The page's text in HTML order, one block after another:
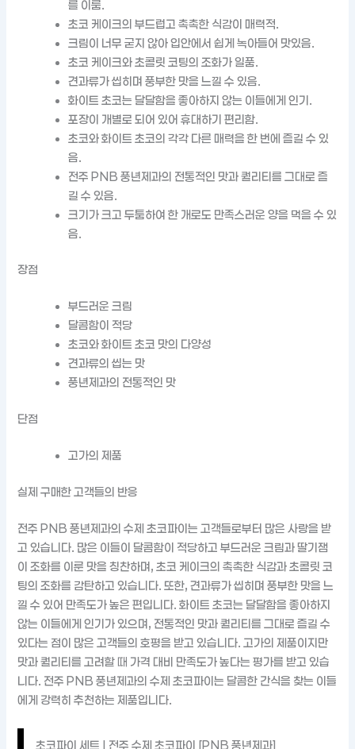
를 이룸.
초코 케이크의 부드럽고 촉촉한 식감이 매력적.
크림이 너무 굳지 않아 입안에서 쉽게 녹아들어 맛있음.
초코 케이크와 초콜릿 코팅의 조화가 일품.
견과류가 씹히며 풍부한 맛을 느낄 수 있음.
화이트 초코는 달달함을 좋아하지 않는 이들에게 인기.
포장이 개별로 되어 있어 휴대하기 편리함.
초코와 화이트 초코의 각각 다른 매력을 한 번에 즐길 수 있
음.
전주 PNB 풍년제과의 전통적인 맛과 퀄리티를 그대로 즐
길 수 있음.
크기가 크고 두툼하여 한 개로도 만족스러운 양을 먹을 수 있
음.
장점
부드러운 크림
달콤함이 적당
초코와 화이트 초코 맛의 다양성
견과류의 씹는 맛
풍년제과의 전통적인 맛
단점
고가의 제품
실제 구매한 고객들의 반응
전주 PNB 풍년제과의 수제 초코파이는 고객들로부터 많은 사랑을 받
고 있습니다. 많은 이들이 달콤함이 적당하고 부드러운 크림과 딸기잼
이 조화를 이룬 맛을 칭찬하며, 초코 케이크의 촉촉한 식감과 초콜릿 코
팅의 조화를 감탄하고 있습니다. 또한, 견과류가 씹히며 풍부한 맛을 느
낄 수 있어 만족도가 높은 편입니다. 화이트 초코는 달달함을 좋아하지
않는 이들에게 인기가 있으며, 전통적인 맛과 퀄리티를 그대로 즐길 수
있다는 점이 많은 고객들의 호평을 받고 있습니다. 고가의 제품이지만
맛과 퀄리티를 고려할 때 가격 대비 만족도가 높다는 평가를 받고 있습
니다. 전주 PNB 풍년제과의 수제 초코파이는 달콤한 간식을 찾는 이들
에게 강력히 추천하는 제품입니다.
초코파이 세트 | 전주 수제 초코파이 [PNB 풍년제과]